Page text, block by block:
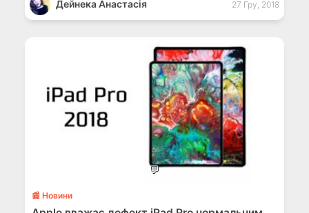
Дейнека Анастасiя 27 Гру, 2018
💬
📰 Новини